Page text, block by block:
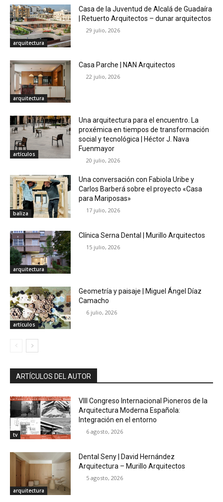
arquitectura
Casa de la Juventud de Alcalá de Guadaíra
| Retuerto Arquitectos – dunar arquitectos
29 julio, 2026
arquitectura
Casa Parche | NAN Arquitectos
22 julio, 2026
artículos
Una arquitectura para el encuentro. La
proxémica en tiempos de transformación
social y tecnológica | Héctor J. Nava
Fuenmayor
20 julio, 2026
baliza
Una conversación con Fabiola Uribe y
Carlos Barberá sobre el proyecto «Casa
para Mariposas»
17 julio, 2026
arquitectura
Clínica Serna Dental | Murillo Arquitectos
15 julio, 2026
artículos
Geometría y paisaje | Miguel Ángel Díaz
Camacho
6 julio, 2026
ARTÍCULOS DEL AUTOR
tv
VIII Congreso Internacional Pioneros de la
Arquitectura Moderna Española:
Integración en el entorno
6 agosto, 2026
arquitectura
Dental Seny | David Hernández
Arquitectura – Murillo Arquitectos
5 agosto, 2026